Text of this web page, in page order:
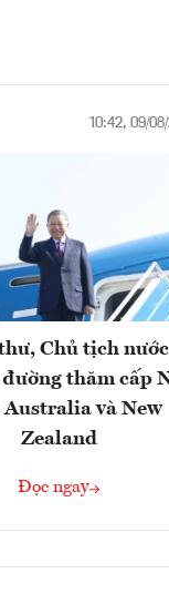
10:42, 09/
Chủ tịch
thăm cấp
Australia và New
Zealand
Đọc ngay